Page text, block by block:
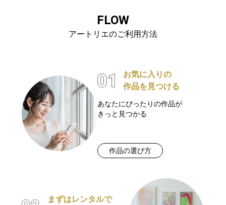
FLOW
アートリエのご利用方法
お気に入りの
作品を見つける
あなたにぴったりの作品が
きっと見つかる
作品の選び方
まずはレンタルで